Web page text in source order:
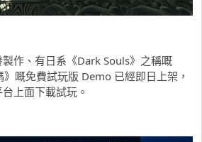
作、有日系《Dark Souls》之稱嘅
》嘅免費試玩版 Demo 已經即日上架，
上面下載試玩。